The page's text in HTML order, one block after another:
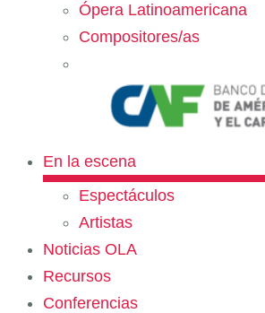
Ópera Latinoamericana
Compositores/as
En la escena
Espectáculos
Artistas
Noticias OLA
Recursos
Conferencias